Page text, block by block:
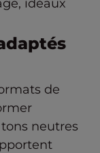
idéaux
de
neutres